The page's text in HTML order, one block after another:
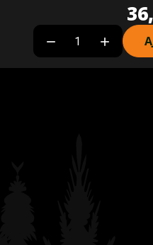
 
Plus de 40 revendeurs